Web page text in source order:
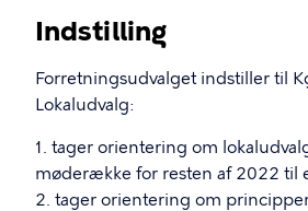
Indstilling
Forretningsudvalget indstiller til
Lokaludvalg:
1. tager orientering om
møderække for resten af 2022 til
2. tager orientering om